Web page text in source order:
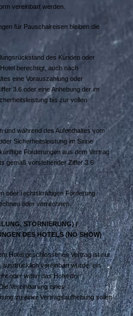
vereinbart werden.
für Pauschalreisen bleiben die
des Kunden oder
berechtigt, auch nach
eine Vorauszahlung oder
3.6 oder eine Anhebung der im
bis zur vollen
und während des Aufenthaltes vom
Sicherheitsleistung im Sinne
Forderungen aus dem Vertrag
gemäß vorstehender Ziffer 3.6
oder rechtskräftigen Forderung
oder verrechnen.
, STORNIERUNG) /
DESHOTELS(NOSHOW)
Hotel geschlossenen Vertrag ist nur
vereinbart wurde, ein
oder wenn das Hotel der
Vereinbarung eines
zu einer Vertragsaufhebung sollen